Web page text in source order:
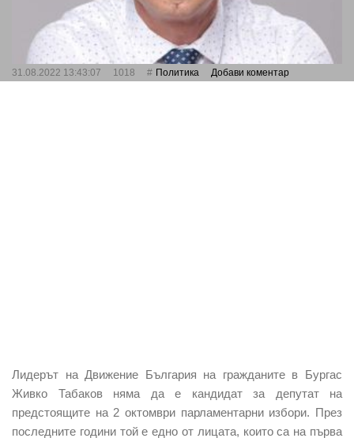
31.08.2022 13:43:07 1018 Политика Добави коментар
Лидерът на Движение България на гражданите в Бургас
Живко Табаков няма да е кандидат за депутат на
предстоящите на 2 октомври парламентарни избори. През
последните години той е едно от лицата, които са на първа